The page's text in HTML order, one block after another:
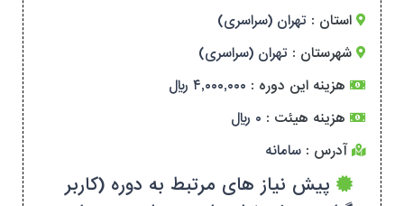
استان : تهران (سراسری)
شهرستان : تهران (سراسری)
هزینه این دوره : ۴,۰۰۰,۰۰۰ ریال
هزینه هیئت : ۰ ریال
آدرس : سامانه
پیش نیاز های مرتبط به دوره (کاربر